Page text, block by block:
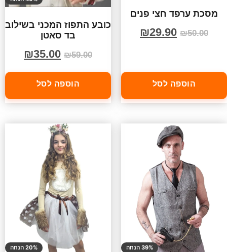
מסכת ערפד חצי פנים
₪50.00
₪29.90
הוספה לסל
כובע התפוז המכני בשילוב
בד סאטן
₪59.00
₪35.00
הוספה לסל
39% הנחה 20% הנחה